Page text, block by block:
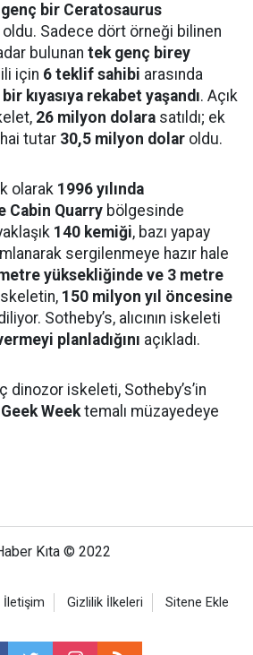
bir Ceratosaurus
oldu. Sadece dört örneği bilinen
bulunan tek genç birey
için 6 teklif sahibi arasında
kıyasıya rekabet yaşandı. Açık
26 milyon dolara satıldı; ek
tutar 30,5 milyon dolar oldu.
olarak 1996 yılında
Cabin Quarry bölgesinde
140 kemiği, bazı yapay
sergilenmeye hazır hale
yüksekliğinde ve 3 metre
150 milyon yıl öncesine
Sotheby’s, alıcının iskeleti
planladığını açıkladı.
dinozor iskeleti, Sotheby’s’in
Geek Weektemalı müzayedeye
Kıta © 2022
İletişim Gizlilik İlkeleri Sitene Ekle